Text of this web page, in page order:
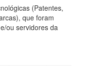
(Patentes,
que foram
ou servidores da